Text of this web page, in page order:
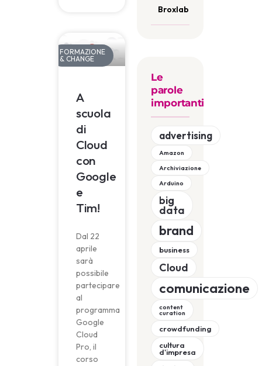
FORMAZIONE
& CHANGE
A
scuola
di
Cloud
con
Google
e
Tim!
Dal 22
aprile
sarà
possibile
partecipare
al
programma
Google
Cloud
Pro, il
corso
Broxlab
Le
parole
importanti
advertising
Amazon
Archiviazione
Arduino
big
data
brand
business
Cloud
comunicazione
content
curation
crowdfunding
cultura
d'impresa